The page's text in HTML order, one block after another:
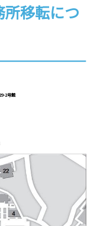
所移転につ
2号館